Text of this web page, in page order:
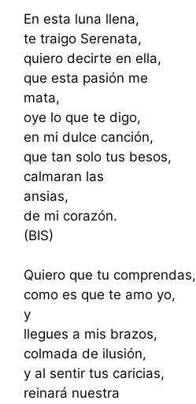
En esta luna llena,
te traigo Serenata,
quiero decirte en ella,
que esta pasión me
mata,
oye lo que te digo,
en mi dulce canción,
que tan solo tus besos,
calmaran las
ansias,
de mi corazón.
(BIS)
Quiero que tu comprendas,
como es que te amo yo,
y
llegues a mis brazos,
colmada de ilusión,
y al sentir tus caricias,
reinará nuestra